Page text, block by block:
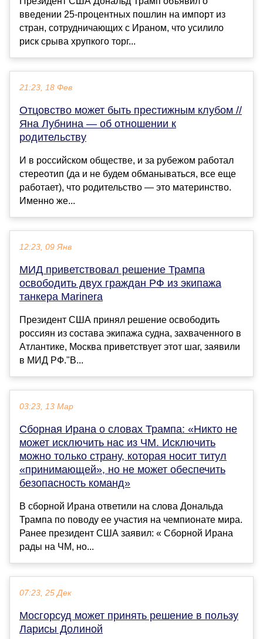
введении 25-процентных пошлин на импорт из
стран, сотрудничающих с Ираном, что усилило
риск срыва хрупкого торг...
21:23, 18 Фев
Отцовство может быть престижным клубом //
Яна Лубнина — об отношении к
родительству
И в российском обществе, и за рубежом работал
стереотип (да и не будем обманываться, все еще
работает), что родительство — это материнство.
Именно же...
12:23, 09 Янв
МИД приветствовал решение Трампа
освободить двух граждан РФ из экипажа
танкера Marinera
Президент США принял решение освободить
россиян из состава экипажа судна, захваченного в
Атлантике, Москва приветствует этот шаг, заявили
в МИД РФ."В...
03:23, 13 Мар
Сборная Ирана о словах Трампа: «Никто не
может исключить нас из ЧМ. Исключить
можно только страну, которая носит титул
«принимающей», но не может обеспечить
безопасность команд»
В сборной Ирана ответили на слова Дональда
Трампа по поводу ее участия на чемпионате мира.
Ранее президент США заявил: « Сборной Ирана
рады на ЧМ, но...
07:23, 25 Дек
Мосгорсуд может принять решение в пользу
Ларисы Долиной